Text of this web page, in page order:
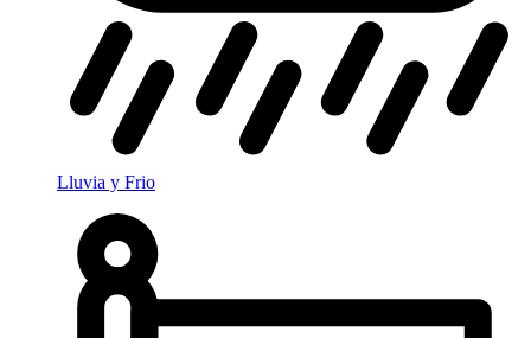
Lluvia y Frio